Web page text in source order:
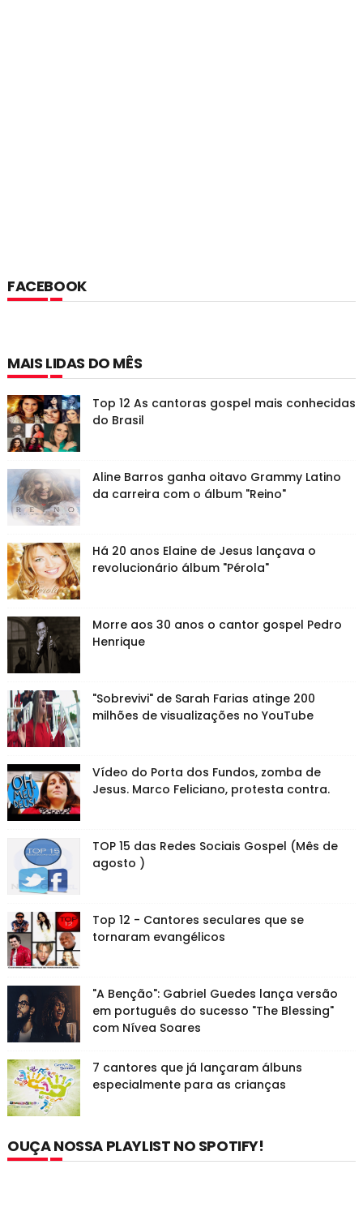
FACEBOOK
MAIS LIDAS DO MÊS
Top 12 As cantoras gospel mais conhecidas
do Brasil
Aline Barros ganha oitavo Grammy Latino
da carreira com o álbum "Reino"
Há 20 anos Elaine de Jesus lançava o
revolucionário álbum "Pérola"
Morre aos 30 anos o cantor gospel Pedro
Henrique
"Sobrevivi" de Sarah Farias atinge 200
milhões de visualizações no YouTube
Vídeo do Porta dos Fundos, zomba de
Jesus. Marco Feliciano, protesta contra.
TOP 15 das Redes Sociais Gospel (Mês de
agosto )
Top 12 - Cantores seculares que se
tornaram evangélicos
"A Benção": Gabriel Guedes lança versão
em português do sucesso "The Blessing"
com Nívea Soares
7 cantores que já lançaram álbuns
especialmente para as crianças
OUÇA NOSSA PLAYLIST NO SPOTIFY!